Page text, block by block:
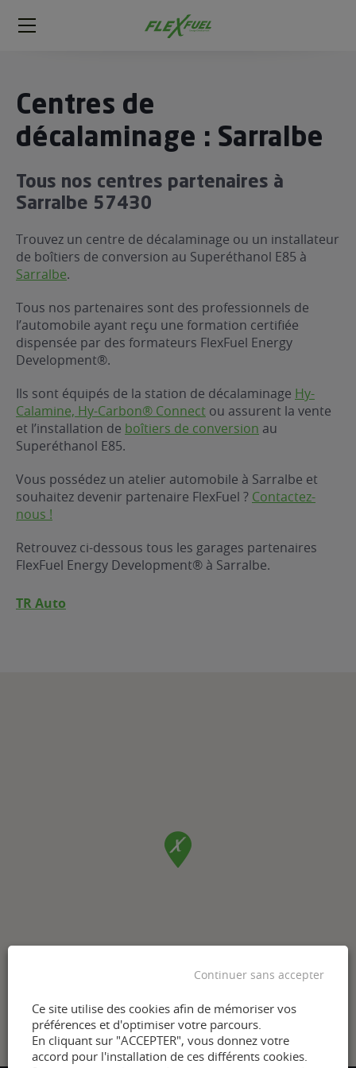
FlexFuel
Méga
?
gratuit
du carburant avec
?
garagiste
Centres de
décalaminage : Sarralbe
Tous nos centres partenaires à
Sarralbe 57430
Trouvez un centre de décalaminage ou un installateur
de boîtiers de conversion au Superéthanol E85 à
Sarralbe.
Tous nos partenaires sont des professionnels de
l’automobile ayant reçu une formation certifiée
dispensée par des formateurs FlexFuel Energy
Development®.
Ils sont équipés de la station de décalaminage Hy-
Calamine, Hy-Carbon® Connect ou assurent la vente
et l’installation de boîtiers de conversion au
Superéthanol E85.
Vous possédez un atelier automobile à Sarralbe et
souhaitez devenir partenaire FlexFuel ? Contactez-
nous !
Retrouvez ci-dessous tous les garages partenaires
FlexFuel Energy Development® à Sarralbe.
TR Auto
Ce site utilise des cookies afin de mémoriser vos
préférences et d'optimiser votre parcours.
En cliquant sur "ACCEPTER", vous donnez votre
accord pour l'installation de ces différents cookies.
Continuer sans accepter